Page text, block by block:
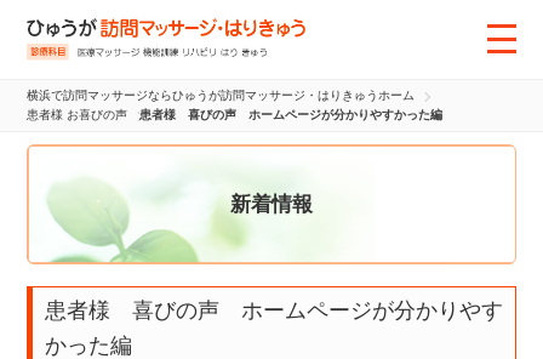
横浜で訪問マッサージならひゅうが訪問マッサージ・はりきゅうホーム
患者様 お喜びの声
患者様 喜びの声 ホームページが分かりやすかった編
新着情報
患者様 喜びの声 ホームページが分かりやす
かった編